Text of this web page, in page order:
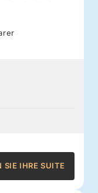
SIE IHRE SUITE